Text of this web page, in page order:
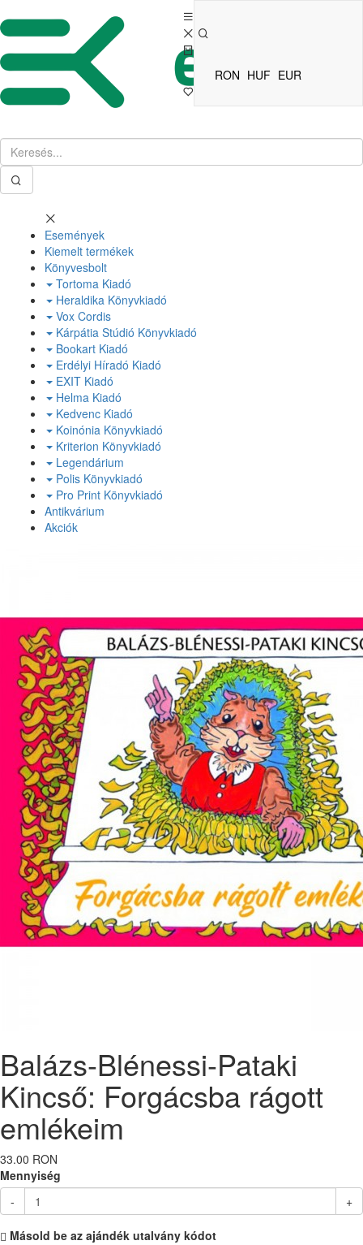
RON HUF EUR
Események
Kiemelt termékek
Könyvesbolt
Tortoma Kiadó
Heraldika Könyvkiadó
Vox Cordis
Kárpátia Stúdió Könyvkiadó
Bookart Kiadó
Erdélyi Híradó Kiadó
EXIT Kiadó
Helma Kiadó
Kedvenc Kiadó
Koinónia Könyvkiadó
Kriterion Könyvkiadó
Legendárium
Polis Könyvkiadó
Pro Print Könyvkiadó
Antikvárium
Akciók
Balázs-Blénessi-Pataki
Kincső: Forgácsba rágott
emlékeim
33.00 RON
Mennyiség
-
+
Másold be az ajándék utalvány kódot